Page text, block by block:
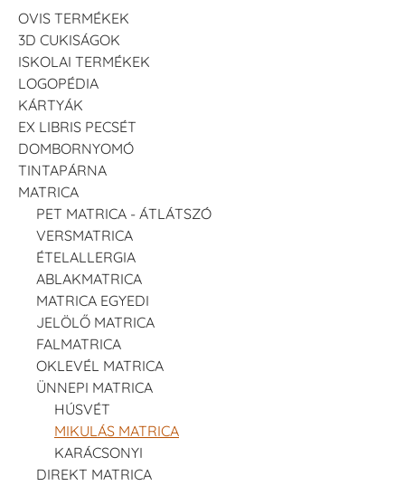
OVIS TERMÉKEK
3D CUKISÁGOK
ISKOLAI TERMÉKEK
LOGOPÉDIA
KÁRTYÁK
EX LIBRIS PECSÉT
DOMBORNYOMÓ
TINTAPÁRNA
MATRICA
PET MATRICA - ÁTLÁTSZÓ
VERSMATRICA
ÉTELALLERGIA
ABLAKMATRICA
MATRICA EGYEDI
JELÖLŐ MATRICA
FALMATRICA
OKLEVÉL MATRICA
ÜNNEPI MATRICA
HÚSVÉT
MIKULÁS MATRICA
KARÁCSONYI
DIREKT MATRICA